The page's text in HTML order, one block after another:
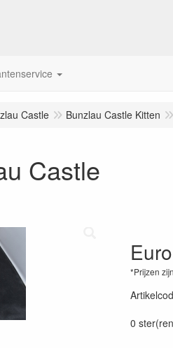
Castle Bunzlau Castle Kitten
Castle
Euro
*Prijzen
0